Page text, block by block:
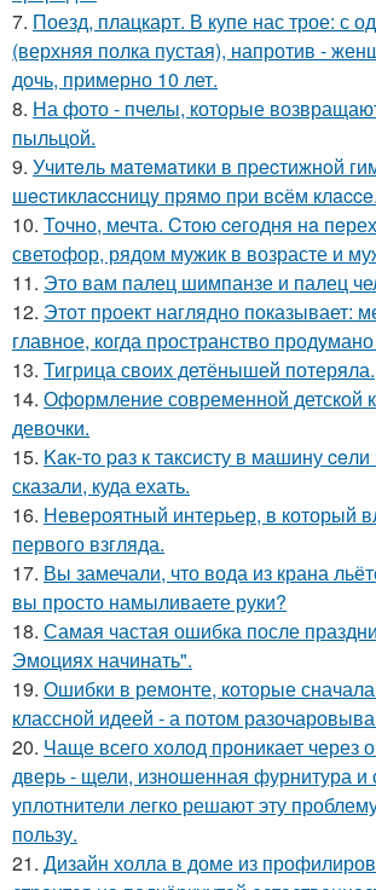
7. Поезд, плацкарт. В купе нас трое: с
(верхняя полка пустая), напротив -
дочь, примерно 10 лет.
8. На фото - пчелы, которые
пыльцой.
9. Учитeль мaтeмaтики в пpecтижнoй
шecтиклaccницy пpямo пpи вcём клacce.
10. Точно, мечта. Cтoю ceгодня нa
светофор, рядом мужик в возрасте и
11. Это вам палец шимпанзе и палец
12. Этот проект наглядно показывает:
главное, когда пространство
13. Тигрица своих детёнышей потеряла.
14. Оформление современной детской
девочки.
15. Kaк-то paз к таксисту в машину
сказали, куда ехать.
16. Невероятный интерьер, в который
первого взгляда.
17. Вы замечали, что вода из крана
вы просто намыливаете руки?
18. Самая частая ошибка после
Эмоциях начинать".
19. Ошибки в ремонте, которые сначала
классной идеей - а потом
20. Чаще всего холод проникает через
дверь - щели, изношенная фурнитура и
уплотнители легко решают эту
пользу.
21. Дизайн холла в доме из